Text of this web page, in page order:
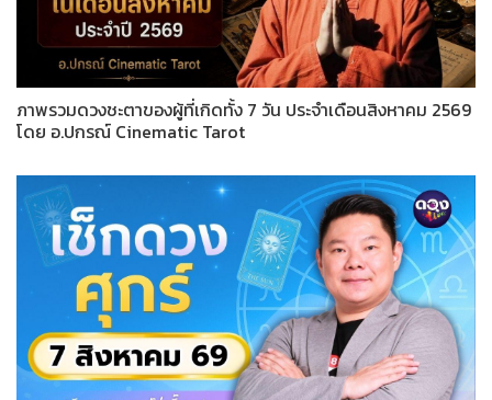
ภาพรวมดวงชะตาของผู้ที่เกิดทั้ง 7 วัน ประจำเดือนสิงหาคม 2569
โดย อ.ปกรณ์ Cinematic Tarot